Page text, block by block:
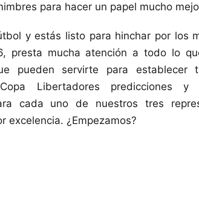
para hacer un papel mucho
y estás listo para hinchar por los
presta mucha atención a todo lo
pueden servirte para establecer
Libertadores predicciones
cada uno de nuestros tres
excelencia. ¿Empezamos?